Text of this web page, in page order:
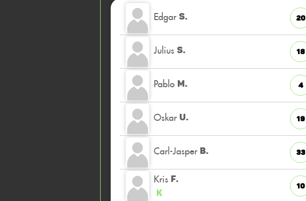
Edgar S. 20
Julius S. 18
Pablo M. 4
Oskar U. 19
Carl-Jasper B. 33
Kris F.
K
10